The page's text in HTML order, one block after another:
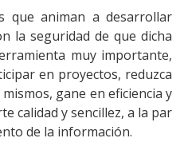
que animan a desarrollar
la seguridad de que dicha
muy importante,
en proyectos, reduzca
gane en eficiencia y
calidad y sencillez, a la par
de la información.